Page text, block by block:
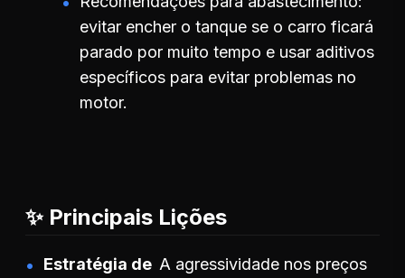
evitar encher o tanque se o carro ficará
parado por muito tempo e usar aditivos
específicos para evitar problemas no
motor.
✨ Principais Lições
Estratégia de A agressividade nos preços